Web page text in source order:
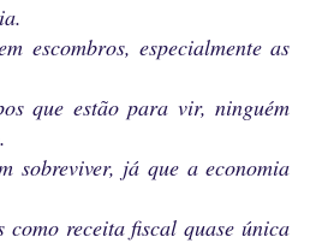
escombros, especialmente as
que estão para vir, ninguém
sobreviver, já que a economia
receita fiscal quase única